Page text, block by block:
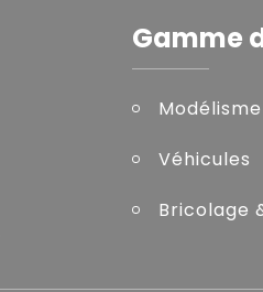
Gamme
Modélisme
Véhicules
Bricolage